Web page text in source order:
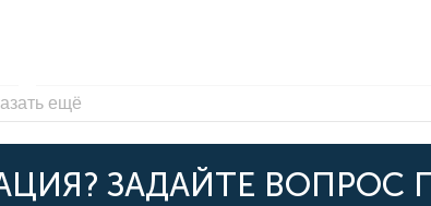
ещё
ЗАДАЙТЕ ВОПРОС